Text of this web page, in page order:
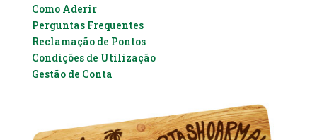
Como Aderir
Perguntas Frequentes
Reclamação de Pontos
Condições de Utilização
Gestão de Conta